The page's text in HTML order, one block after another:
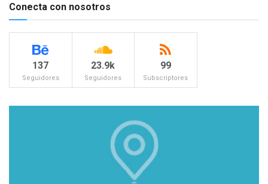
Conecta con nosotros
137
Seguidores
23.9k
Seguidores
99
Subscriptores